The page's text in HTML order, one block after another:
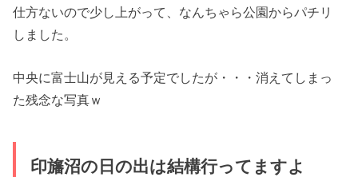
仕方ないので少し上がって、なんちゃら公園からパチリ
しました。
中央に富士山が見える予定でしたが・・・消えてしまっ
た残念な写真ｗ
印旛沼の日の出は結構行ってますよ